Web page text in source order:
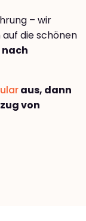
– wir
die schönen
nach
aus, dann
von